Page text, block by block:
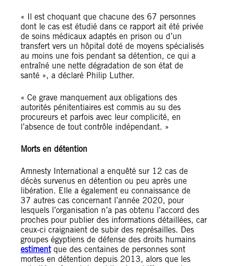
« Il est choquant que chacune des 67 personnes
dont le cas est étudié dans ce rapport ait été privée
de soins médicaux adaptés en prison ou d’un
transfert vers un hôpital doté de moyens spécialisés
au moins une fois pendant sa détention, ce qui a
entraîné une nette dégradation de son état de
santé », a déclaré Philip Luther.
« Ce grave manquement aux obligations des
autorités pénitentiaires est commis au su des
procureurs et parfois avec leur complicité, en
l’absence de tout contrôle indépendant. »
Morts en détention
Amnesty International a enquêté sur 12 cas de
décès survenus en détention ou peu après une
libération. Elle a également eu connaissance de
37 autres cas concernant l’année 2020, pour
lesquels l’organisation n’a pas obtenu l’accord des
proches pour publier des informations détaillées, car
ceux-ci craignaient de subir des représailles. Des
groupes égyptiens de défense des droits humains
estimentque des centaines de personnes sont
mortes en détention depuis 2013, alors que les